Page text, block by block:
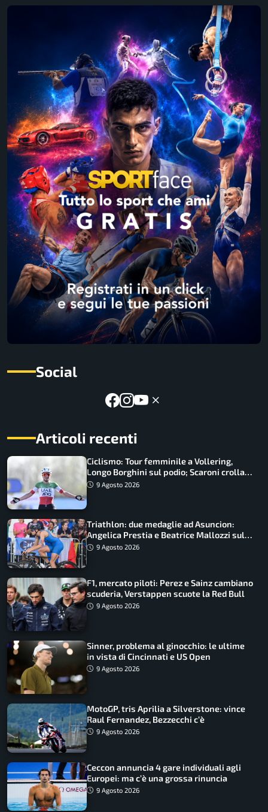
Social
Articoli recenti
Ciclismo: Tour femminile a Vollering,
Longo Borghini sul podio; Scaroni crolla
in Polonia
9 Agosto 2026
Triathlon: due medaglie ad Asuncion:
Angelica Prestia e Beatrice Mallozzi sul
podio
9 Agosto 2026
F1, mercato piloti: Perez e Sainz cambiano
scuderia, Verstappen scuote la Red Bull
9 Agosto 2026
Sinner, problema al ginocchio: le ultime
in vista di Cincinnati e US Open
9 Agosto 2026
MotoGP, tris Aprilia a Silverstone: vince
Raul Fernandez, Bezzecchi c’è
9 Agosto 2026
Ceccon annuncia 4 gare individuali agli
Europei: ma c’è una grossa rinuncia
9 Agosto 2026